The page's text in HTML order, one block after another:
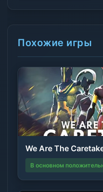
Похожие игры
We Are The
В основном